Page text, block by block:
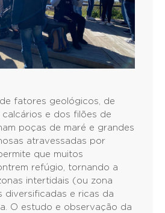
fatores geológicos, de
e dos filões de
poças de maré e grandes
atravessadas por
que muitos
refúgio, tornando a
intertidais (ou zona
diversificadas e ricas da
O estudo e observação da